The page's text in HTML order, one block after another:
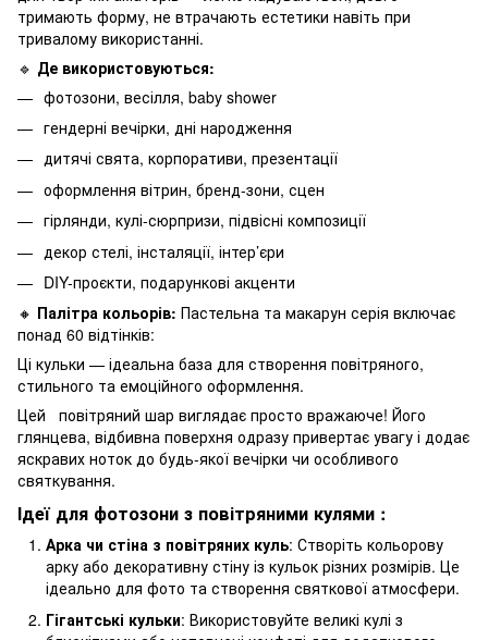
тримають форму, не втрачають естетики навіть при
тривалому використанні.
🔹 Де використовуються:
фотозони, весілля, baby shower
гендерні вечірки, дні народження
дитячі свята, корпоративи, презентації
оформлення вітрин, бренд-зони, сцен
гірлянди, кулі-сюрпризи, підвісні композиції
декор стелі, інсталяції, інтер’єри
DIY-проєкти, подарункові акценти
🔸 Палітра кольорів: Пастельна та макарун серія включає
понад 60 відтінків:
Ці кульки — ідеальна база для створення повітряного,
стильного та емоційного оформлення.
Цей повітряний шар виглядає просто вражаюче! Його
глянцева, відбивна поверхня одразу привертає увагу і додає
яскравих ноток до будь-якої вечірки чи особливого
святкування.
Ідеї для фотозони з повітряними кулями :
Арка чи стіна з повітряних куль: Створіть кольорову
арку або декоративну стіну із кульок різних розмірів. Це
ідеально для фото та створення святкової атмосфери.
Гігантські кульки: Використовуйте великі кулі з